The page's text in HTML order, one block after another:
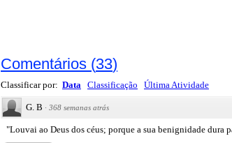
Comentários (33)
Classificar por: Data Classificação Última Atividade
G. B · 368 semanas atrás
"Louvai ao Deus dos céus; porque a sua benignidade dura